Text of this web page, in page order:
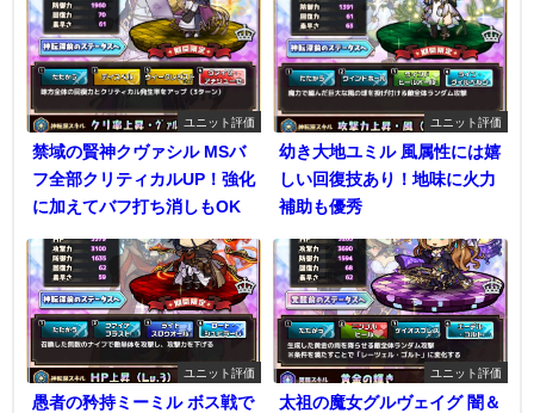
ユニット評価
禁域の賢神クヴァシル MSバ
フ全部クリティカルUP！強化
に加えてバフ打ち消しもOK
ユニット評価
幼き大地ユミル 風属性には嬉
しい回復技あり！地味に火力
補助も優秀
ユニット評価
愚者の矜持ミーミル ボス戦で
ユニット評価
太祖の魔女グルヴェイグ 闇＆